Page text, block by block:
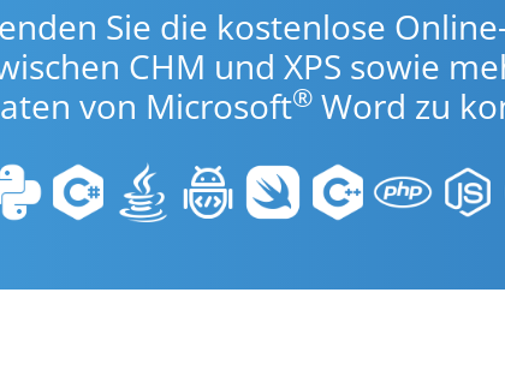
Sie die kostenlose
CHM und XPS sowie
von Microsoft® Word zu